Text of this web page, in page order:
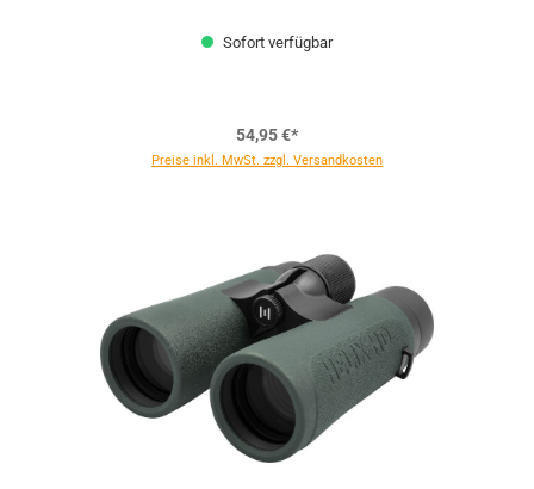
Sofort verfügbar
54,95 €*
Preise inkl. MwSt. zzgl. Versandkosten